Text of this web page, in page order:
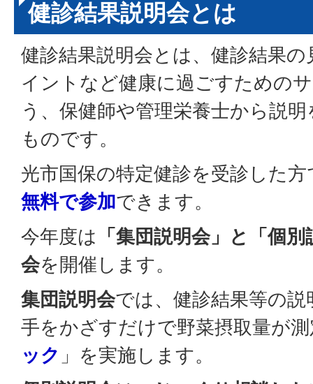
健診結果説明会とは
健診結果説明会とは、健診結果
イントなど健康に過ごすための
う、保健師や管理栄養士から説
ものです。
光市国保の特定健診を受診した
無料で参加できます。
今年度は 「集団説明会」と「個
会を開催します。
集団説明会では、健診結果等の
手をかざすだけで野菜摂取量が
ック 」を実施します。